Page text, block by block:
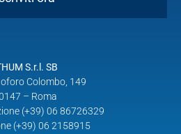
S.r.l. SB
Colombo, 149
– Roma
(+39) 06 86726329
(+39) 06 2158915